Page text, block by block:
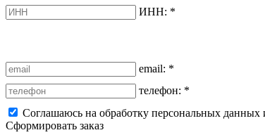
ИНН: *
email: *
телефон: *
Соглашаюсь на обработку персональных
Сформировать заказ